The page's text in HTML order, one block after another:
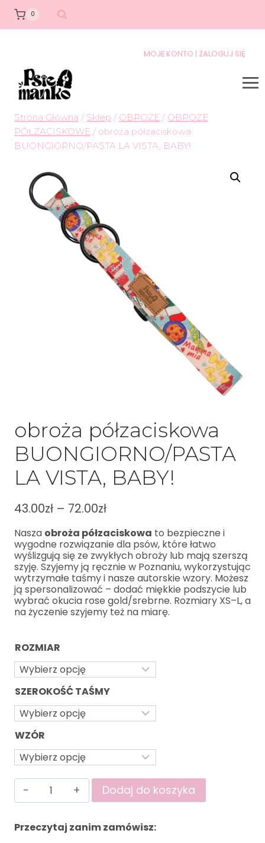
0
MOJE KONTO | ZALOGUJ SIĘ
Strona Główna / Sklep / OBROŻE / OBROŻE
PÓŁZACISKOWE / obroża półzaciskowa
BUONGIORNO/PASTA LA VISTA, BABY!
obroża półzaciskowa
BUONGIORNO/PASTA
LA VISTA, BABY!
43.00zł – 72.00zł
Nasza obroża półzaciskowa to bezpieczne i
wygodne rozwiązanie dla psów, które łatwo
wyślizgują się ze zwykłych obroży lub mają szerszą
szyję. Szyjemy ją ręcznie w Poznaniu, wykorzystując
wytrzymałe taśmy i nasze autorskie wzory. Możesz
ją spersonalizować – dodać miękkie podszycie lub
wybrać okucia rose gold/srebrne. Rozmiary XS–L, a
na życzenie szyjemy też na miarę.
ROZMIAR
SZEROKOŚĆ TAŚMY
WZÓR
Dodaj do koszyka
Przeczytaj zanim zamówisz: